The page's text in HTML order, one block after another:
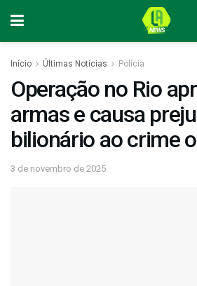
Início Últimas Notícias Polícia
Operação no Rio
armas e causa
bilionário ao crime
3 de novembro de 2025